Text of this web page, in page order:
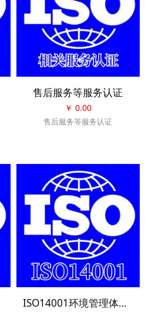
售后服务等服务认证
￥ 0.00
售后服务等服务认证
ISO14001环境管理体系认证